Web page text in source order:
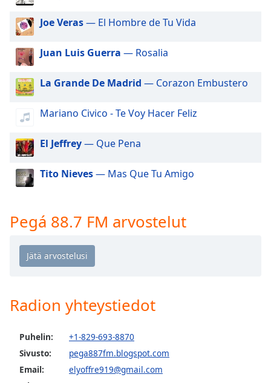
modal
window.
Beginning
dialog
Escape
cancel
and
window.
Color
Opacity
Background
Joe Veras— El Hombre de Tu Vida
Juan Luis Guerra — Rosalia
La Grande De Madrid — Corazon Embustero
Mariano Civico - Te Voy Hacer Feliz
El Jeffrey— Que Pena
Tito Nieves— Mas Que Tu Amigo
Pegá 88.7 FM arvostelut
Radion yhteystiedot
Puhelin:
+1-829-693-8870
Sivusto:
pega887fm.blogspot.com
Email:
elyoffre919@gmail.com